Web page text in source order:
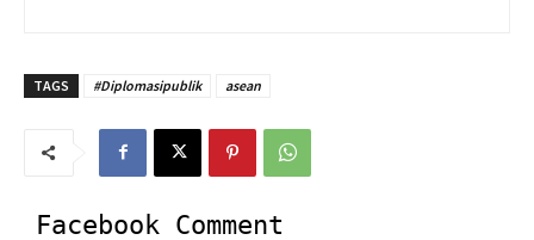
TAGS #Diplomasipublik asean
Facebook Comment